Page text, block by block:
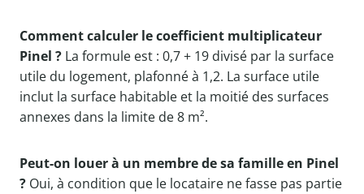
Comment calculer le coefficient multiplicateur
Pinel ? La formule est : 0,7 + 19 divisé par la surface
utile du logement, plafonné à 1,2. La surface utile
inclut la surface habitable et la moitié des surfaces
annexes dans la limite de 8 m².
Peut-on louer à un membre de sa famille en Pinel
? Oui, à condition que le locataire ne fasse pas partie